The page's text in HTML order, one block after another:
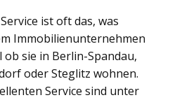
ist oft das, was
Immobilienunternehmen
sie in Berlin-Spandau,
oder Steglitz wohnen.
Service sind unter